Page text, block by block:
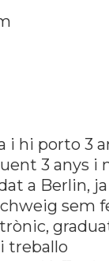
i hi porto 3
3 anys i
a Berlin, ja
sem
i treballo